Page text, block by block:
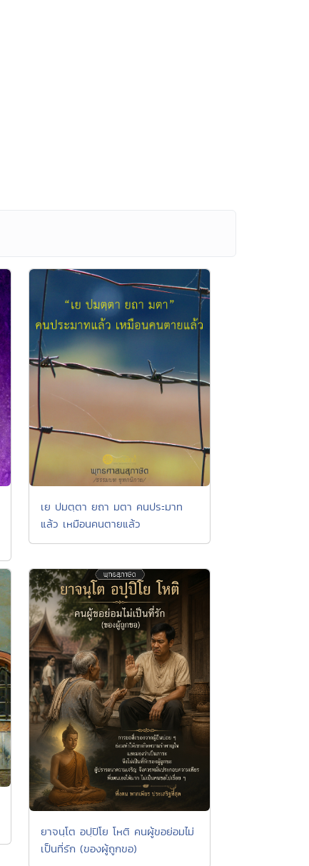
เย ปมตฺตา ยถา มตา คนประมาท
แล้ว เหมือนคนตายแล้ว
ยาจนฺโต อปฺปิโย โหติ คนผู้ขอย่อมไม่
เป็นที่รัก (ของผู้ถูกขอ)